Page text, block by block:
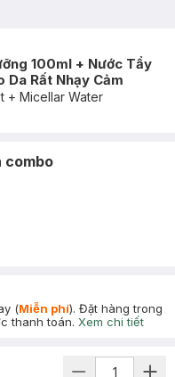
100ml + Nước Tẩy
Rất Nhạy Cảm
+ Micellar Water
combo
(Miễn phí). Đặt hàng trong
thanh toán. Xem chi tiết